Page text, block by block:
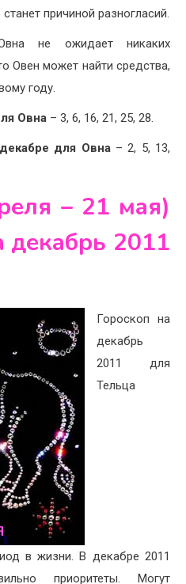
причиной разногласий.
не ожидает никаких
Овен может найти средства,
году.
Овна – 3, 6, 16, 21, 25, 28.
для Овна– 2, 5, 13,
– 21 мая)
декабрь 2011
Гороскоп на
декабрь
2011 для
Тельца
в жизни. В декабре 2011
приоритеты. Могут